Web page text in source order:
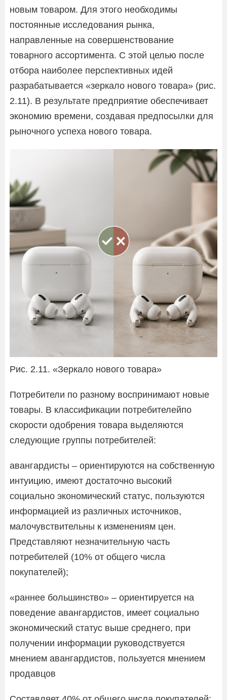
новым товаром. Для этого необходимы
постоянные исследования рынка,
направленные на совершенствование
товарного ассортимента. С этой целью после
отбора наиболее перспективных идей
разрабатывается «зеркало нового товара» (рис.
2.11). В результате предприятие обеспечивает
экономию времени, создавая предпосылки для
рыночного успеха нового товара.
Рис. 2.11. «Зеркало нового товара»
Потребители по разному воспринимают новые
товары. В классификации потребителейпо
скорости одобрения товара выделяются
следующие группы потребителей:
авангардисты – ориентируются на собственную
интуицию, имеют достаточно высокий
социально экономический статус, пользуются
информацией из различных источников,
малочувствительны к изменениям цен.
Представляют незначительную часть
потребителей (10% от общего числа
покупателей);
«раннее большинство» – ориентируется на
поведение авангардистов, имеет социально
экономический статус выше среднего, при
получении информации руководствуется
мнением авангардистов, пользуется мнением
продавцов